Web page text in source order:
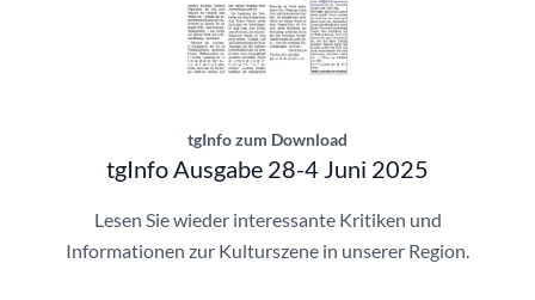
tgInfo Ausgabe 28-4 | © Theatergemeinde
tgInfo zum Download
tgInfo Ausgabe 28-4 Juni 2025
Lesen Sie wieder interessante Kritiken und
Informationen zur Kulturszene in unserer Region.